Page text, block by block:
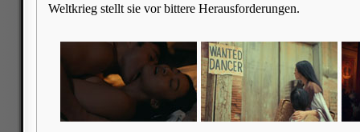
Weltkrieg stellt sie vor bittere Herausforderungen.